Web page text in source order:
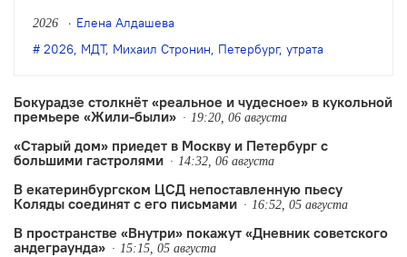
заслуженного деятеля искусств России
Михаила Стронина. О смерти
его близкие.
2026
Елена Алдашева
2026 МДТ, Михаил Стронин Петербург, утрата
Бокурадзе столкнëт «реальное и чудесное» в кукольной
премьере «Жили-были»
19:20, 06 августа
«Старый дом» приедет в Москву и Петербург с
большими гастролями
14:32, 06 августа
В екатеринбургском ЦСД непоставленную пьесу
Коляды соединят с его письмами
16:52, 05 августа
В пространстве «Внутри» покажут «Дневник советского
андеграунда»
15:15, 05 августа